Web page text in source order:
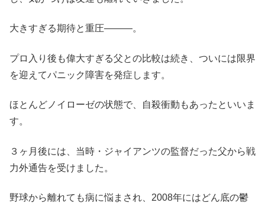
大きすぎる期待と重圧―――。
プロ入り後も偉大すぎる父との比較は続き、ついには限界
を迎えてパニック障害を発症します。
ほとんどノイローゼの状態で、自殺衝動もあったといいま
す。
３ヶ月後には、当時・ジャイアンツの監督だった父から戦
力外通告を受けました。
野球から離れても病に悩まされ、2008年にはどん底の鬱